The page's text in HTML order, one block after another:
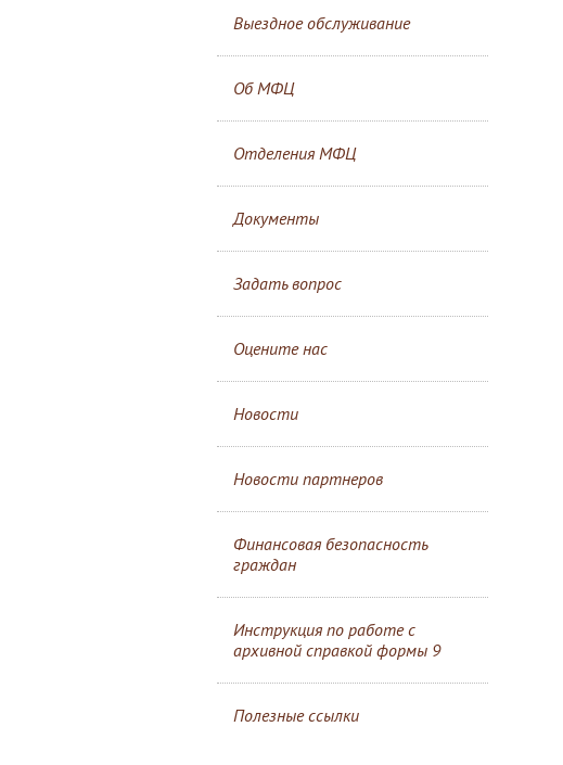
Выездное обслуживание
Об МФЦ
Отделения МФЦ
Документы
Задать вопрос
Оцените нас
Новости
Новости партнеров
Финансовая безопасность
граждан
Инструкция по работе с
архивной справкой формы 9
Полезные ссылки